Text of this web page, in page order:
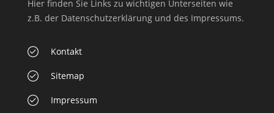
Hier finden Sie Links zu wichtigen Unterseiten wie
z.B. der Datenschutzerklärung und des Impressums.
Kontakt
Sitemap
Impressum